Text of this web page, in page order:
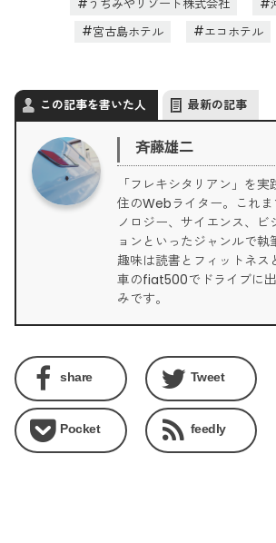
うちみやリゾート株式会社
宮古島ホテル
エコホテル
この記事を書いた人 最新の記事
斉藤雄二
「フレキシタリアン」を
住のWebライター。これ
ノロジー、サイエンス、ビ
ョンといったジャンルで執
趣味は読書とフィットネス
車のfiat500でドライブに
みです。
share Tweet
Pocket feedly